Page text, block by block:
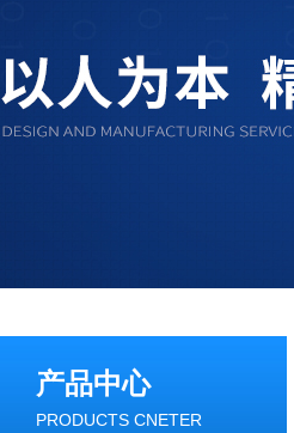
产品中心
PRODUCTS CNETER